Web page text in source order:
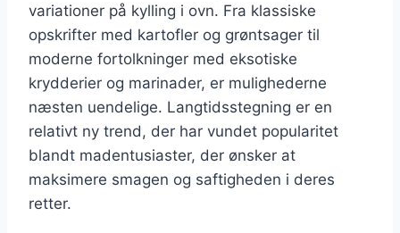
variationer på kylling i ovn. Fra klassiske
opskrifter med kartofler og grøntsager til
moderne fortolkninger med eksotiske
krydderier og marinader, er mulighederne
næsten uendelige. Langtidsstegning er en
relativt ny trend, der har vundet popularitet
blandt madentusiaster, der ønsker at
maksimere smagen og saftigheden i deres
retter.